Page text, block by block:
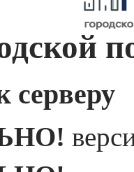
серверу